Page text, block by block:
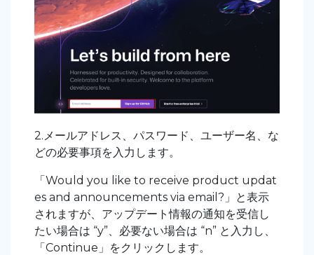
2.メールアドレス、パスワード、ユーザー名、な
どの必要事項を入力します。
「Would you like to receive product updat
es and announcements via email?」と表示
されますが、アップデート情報の通知を受信し
たい場合は “y”、必要ない場合は “n” と入力し、
「Continue」をクリックします。